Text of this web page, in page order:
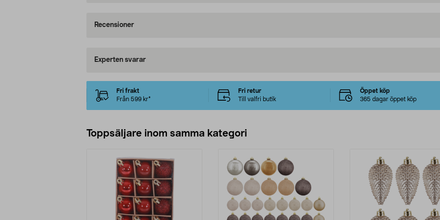
Recensioner
Experten svarar
Fri frakt
Från 599 kr*
Fri retur
Till valfri butik
Öppet köp
365 dagar öppet köp
Toppsäljare inom samma kategori